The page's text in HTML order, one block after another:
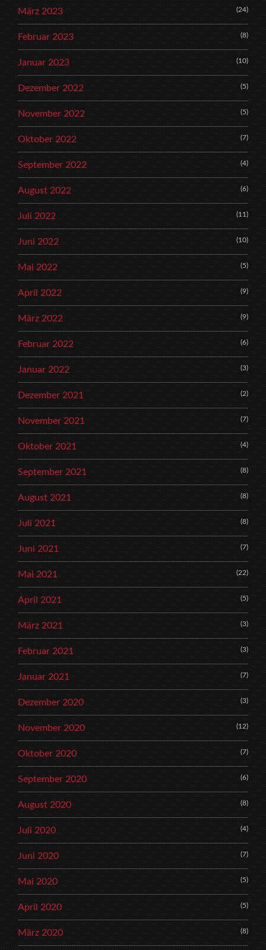
März 2023 (24)
Februar 2023 (8)
Januar 2023 (10)
Dezember 2022 (5)
November 2022 (5)
Oktober 2022 (7)
September 2022 (4)
August 2022 (6)
Juli 2022 (11)
Juni 2022 (10)
Mai 2022 (5)
April 2022 (9)
März 2022 (9)
Februar 2022 (6)
Januar 2022 (3)
Dezember 2021 (2)
November 2021 (7)
Oktober 2021 (4)
September 2021 (8)
August 2021 (8)
Juli 2021 (8)
Juni 2021 (7)
Mai 2021 (22)
April 2021 (5)
März 2021 (3)
Februar 2021 (3)
Januar 2021 (7)
Dezember 2020 (3)
November 2020 (12)
Oktober 2020 (7)
September 2020 (6)
August 2020 (8)
Juli 2020 (4)
Juni 2020 (7)
Mai 2020 (5)
April 2020 (5)
März 2020 (8)